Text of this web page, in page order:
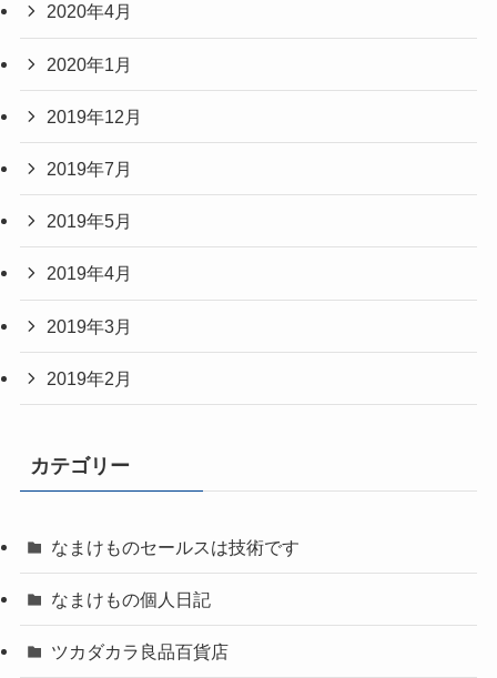
2020年4月
2020年1月
2019年12月
2019年7月
2019年5月
2019年4月
2019年3月
2019年2月
カテゴリー
なまけものセールスは技術です
なまけもの個人日記
ツカダカラ良品百貨店